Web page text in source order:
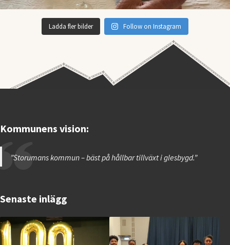
Ladda fler bilder Follow on Instagram
Kommunens vision:
”Storumans kommun – bäst på hållbar tillväxt i glesbygd.”
Senaste inlägg